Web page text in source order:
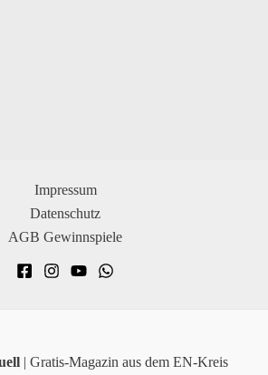
Impressum
Datenschutz
AGB Gewinnspiele
| Gratis-Magazin aus dem EN-Kreis